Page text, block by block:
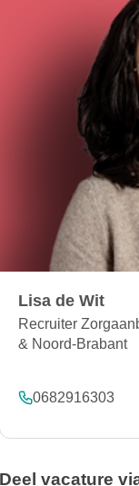
Lisa de Wit
Recruiter
& Noord-Brabant
0682916303
Deel vacature